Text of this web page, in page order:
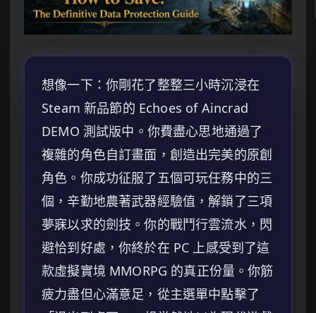
想像一下：你剛花了整整三小時沉浸在
Steam 新品節的 Echoes of Aincrad
DEMO 測試版中。你費盡心思地通過了
複雜的角色自訂畫面，創造出完美的原創
角色。你成功征服了五個可玩任務中的三
個，辛勤地農著武器經驗值，解鎖了三項
夢寐以求的劍技。你的戰鬥行雲流水，閃
避恰到好處，你終於在 PC 上感受到了這
款虛擬實境 MMORPG 的真正份量。你筋
疲力盡但心滿意足，從主選單中點擊了